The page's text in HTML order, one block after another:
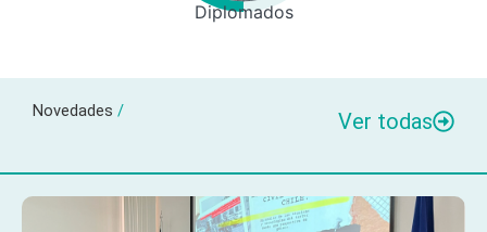
Diplomados
Novedades / Ver todas